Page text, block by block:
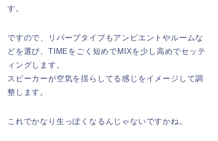
す。
ですので、リバーブタイプもアンビエントやルームな
どを選び、TIMEをごく短めでMIXを少し高めでセッテ
ィングします。
スピーカーが空気を揺らしてる感じをイメージして調
整します。
これでかなり生っぽくなるんじゃないですかね。